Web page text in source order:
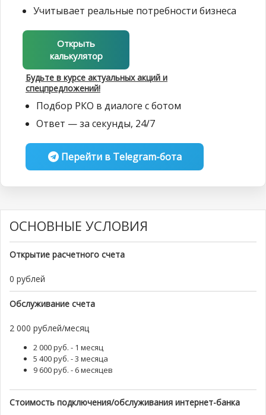
Учитывает реальные потребности бизнеса
Открыть
калькулятор
Будьте в курсе актуальных акций и
спецпредложений!
Подбор РКО в диалоге с ботом
Ответ — за секунды, 24/7
Перейти в Telegram-бота
ОСНОВНЫЕ УСЛОВИЯ
Открытие расчетного счета
0 рублей
Обслуживание счета
2 000 рублей/месяц
2 000 руб. - 1 месяц
5 400 руб. - 3 месяца
9 600 руб. - 6 месяцев
Стоимость подключения/обслуживания интернет-банка